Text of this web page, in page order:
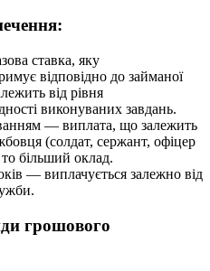
ставка, яку
відповідно до займаної
від рівня
виконуваних завдань.
— виплата, що залежить
(солдат, сержант, офіцер
більший оклад.
— виплачується залежно від
грошового